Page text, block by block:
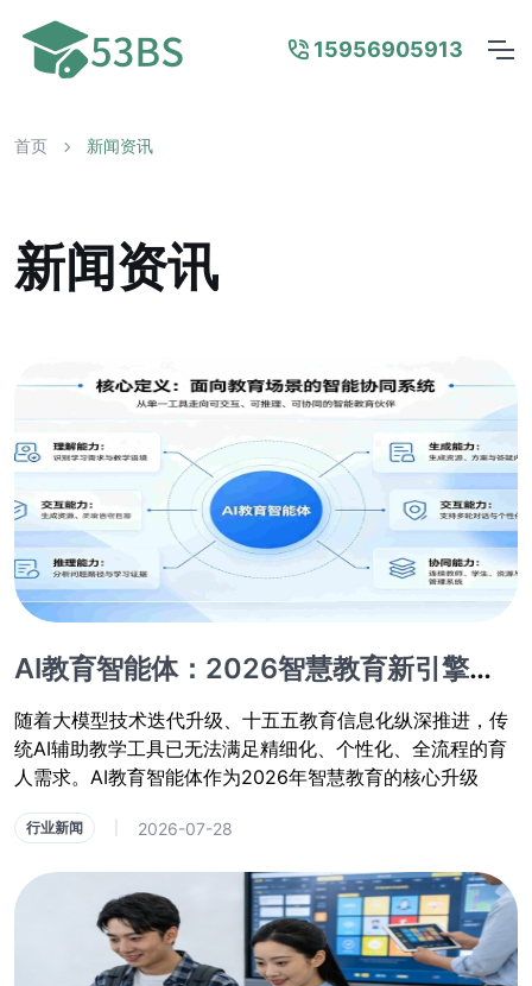
15956905913
首页 新闻资讯
新闻资讯
AI教育智能体：2026智慧教育新引擎，开启自主育人新时代
随着大模型技术迭代升级、十五五教育信息化纵深推进，传
统AI辅助教学工具已无法满足精细化、个性化、全流程的育
人需求。AI教育智能体作为2026年智慧教育的核心升级
行业新闻 2026-07-28